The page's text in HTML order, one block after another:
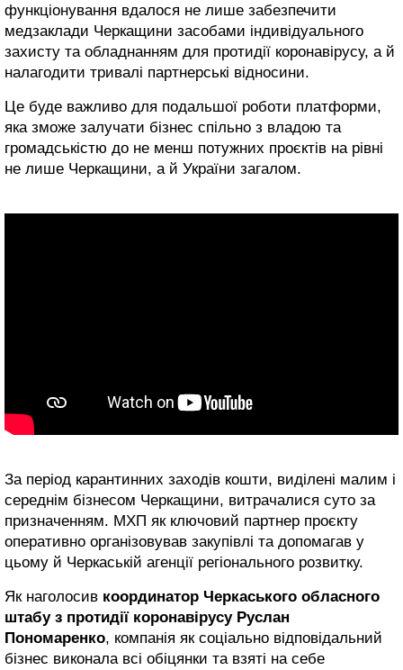
функціонування вдалося не лише забезпечити
медзаклади Черкащини засобами індивідуального
захисту та обладнанням для протидії коронавірусу, а й
налагодити тривалі партнерські відносини.
Це буде важливо для подальшої роботи платформи,
яка зможе залучати бізнес спільно з владою та
громадськістю до не менш потужних проєктів на рівні
не лише Черкащини, а й України загалом.
За період карантинних заходів кошти, виділені малим і
середнім бізнесом Черкащини, витрачалися суто за
призначенням. МХП як ключовий партнер проєкту
оперативно організовував закупівлі та допомагав у
цьому й Черкаській агенції регіонального розвитку.
Як наголосив координатор Черкаського обласного
штабу з протидії коронавірусу Руслан
Пономаренко, компанія як соціально відповідальний
бізнес виконала всі обіцянки та взяті на себе